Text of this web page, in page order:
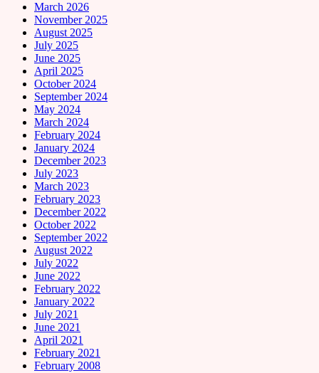
March 2026
November 2025
August 2025
July 2025
June 2025
April 2025
October 2024
September 2024
May 2024
March 2024
February 2024
January 2024
December 2023
July 2023
March 2023
February 2023
December 2022
October 2022
September 2022
August 2022
July 2022
June 2022
February 2022
January 2022
July 2021
June 2021
April 2021
February 2021
February 2008